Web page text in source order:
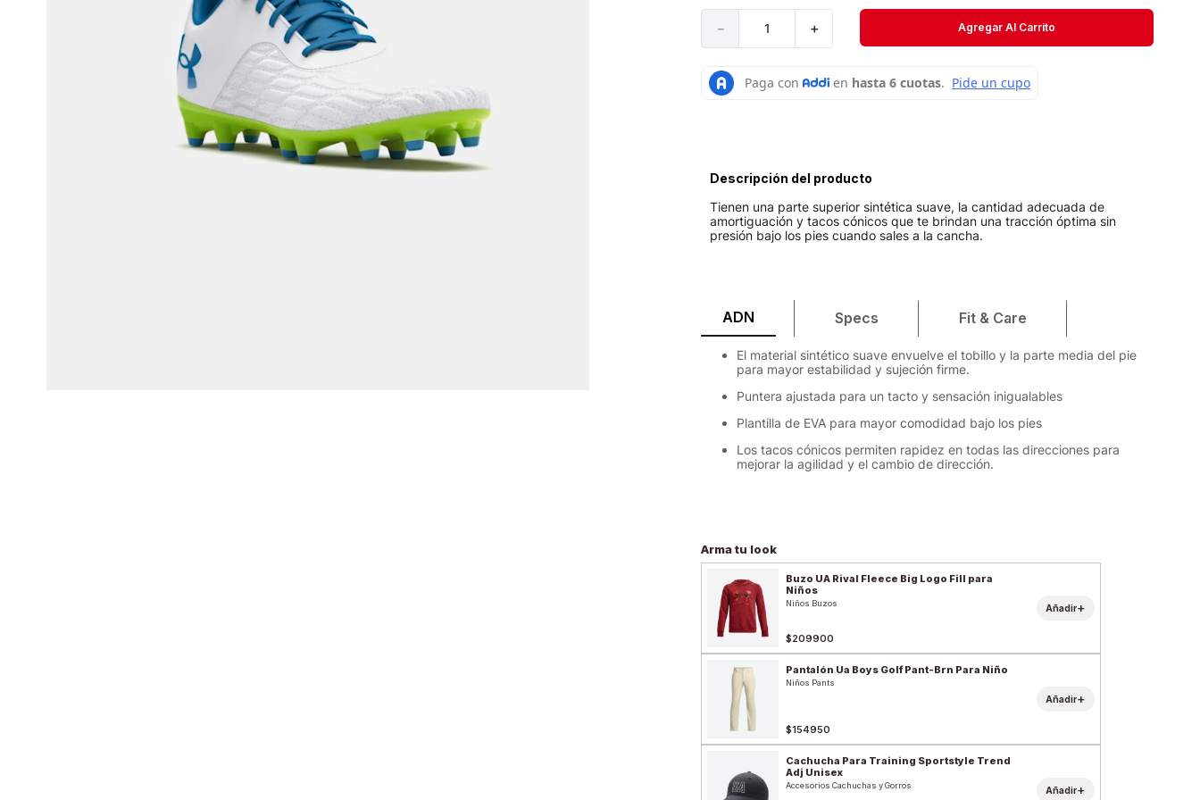
＋
－ Agregar Al Carrito
Descripción del producto
Tienen una parte superior sintética suave, la cantidad adecuada de
amortiguación y tacos cónicos que te brindan una tracción óptima sin
presión bajo los pies cuando sales a la cancha.
ADN Specs Fit & Care
El material sintético suave envuelve el tobillo y la parte media del pie
para mayor estabilidad y sujeción firme.
Puntera ajustada para un tacto y sensación inigualables
Plantilla de EVA para mayor comodidad bajo los pies
Los tacos cónicos permiten rapidez en todas las direcciones para
mejorar la agilidad y el cambio de dirección.
Arma tu look
Buzo UA Rival Fleece Big Logo Fill para
Niños
Niños Buzos
$209900
Añadir+
Pantalón Ua Boys Golf Pant-Brn Para Niño
Niños Pants
$154950
Añadir+
Cachucha Para Training Sportstyle Trend
Adj Unisex
Accesorios Cachuchas y Gorros Añadir+
Short
Medias
Velociti